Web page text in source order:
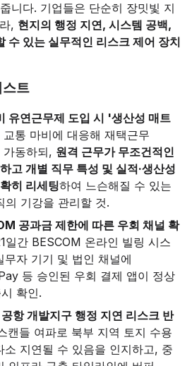
니다. 기업들은 단순히 장밋빛 지
, 현지의 행정 지연, 시스템 공백,
수 있는 실무적인 리스크 제어 장치
트
유연근무제 도입 시 '생산성 매트
교통 마비에 대응해 재택근무
동하되, 원격 근무가 무조건적인
고 개별 직무 특성 및 실적·생산성
히 리세팅하여 느슨해질 수 있는
의 기강을 관리할 것.
공과금 제한에 따른 우회 채널 확
일간 BESCOM 온라인 빌링 시스
무자 기기 및 법인 채널에
등 승인된 우회 결제 앱이 정상
확인.
항 개발지구 행정 지연 리스크 반
캔들 여파로 북부 지역 토지 수용
소 지연될 수 있음을 인지하고, 중